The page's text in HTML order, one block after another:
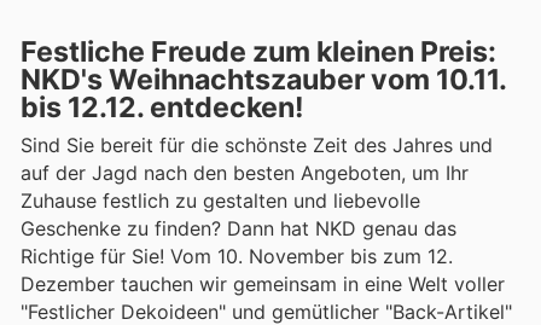
Festliche Freude zum kleinen Preis:
NKD's Weihnachtszauber vom 10.11.
bis 12.12. entdecken!
Sind Sie bereit für die schönste Zeit des Jahres und
auf der Jagd nach den besten Angeboten, um Ihr
Zuhause festlich zu gestalten und liebevolle
Geschenke zu finden? Dann hat NKD genau das
Richtige für Sie! Vom 10. November bis zum 12.
Dezember tauchen wir gemeinsam in eine Welt voller
"Festlicher Dekoideen" und gemütlicher "Back-Artikel"